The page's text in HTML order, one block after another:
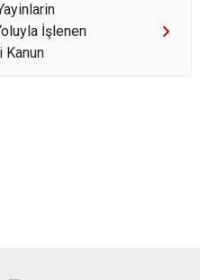
İşlenen
Kanun